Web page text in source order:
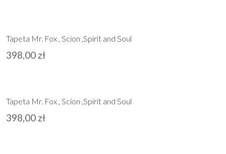
Tapeta Mr. Fox , Scion ,Spirit and Soul
398,00 zł
Tapeta Mr. Fox , Scion ,Spirit and Soul
398,00 zł